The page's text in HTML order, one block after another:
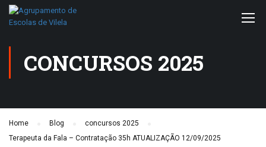
CONCURSOS 2025
Home Blog
concursos 2025
Terapeuta da Fala – Contratação 35h ATUALIZAÇÃO 12/09/2025